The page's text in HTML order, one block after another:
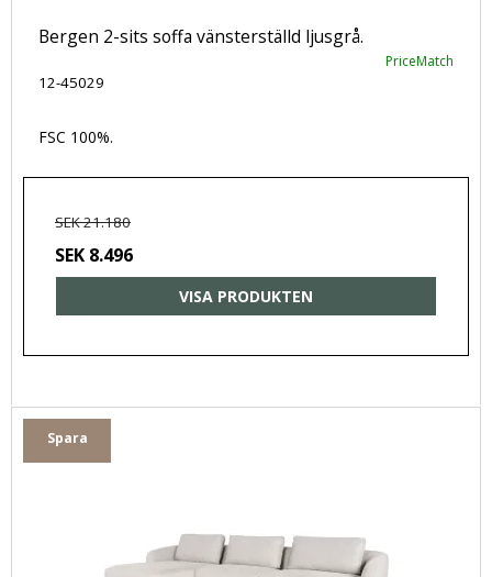
Bergen 2-sits soffa vänsterställd ljusgrå.
PriceMatch
12-45029
FSC 100%.
SEK 21.180
SEK 8.496
VISA PRODUKTEN
Spara